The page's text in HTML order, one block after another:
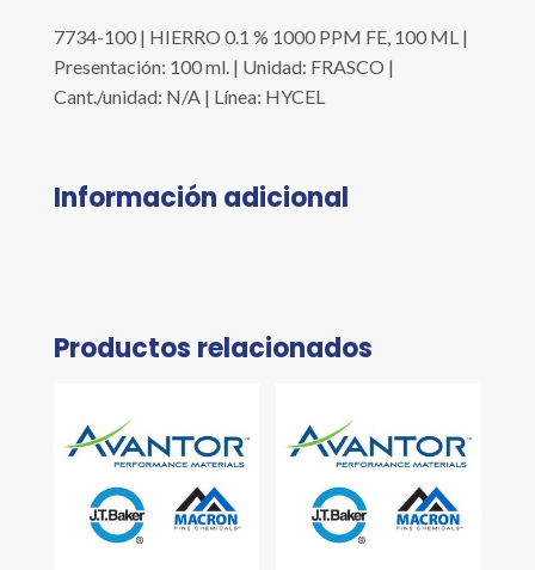
7734-100 | HIERRO 0.1 % 1000 PPM FE, 100 ML |
Presentación: 100 ml. | Unidad: FRASCO |
Cant./unidad: N/A | Línea: HYCEL
Información adicional
Productos relacionados